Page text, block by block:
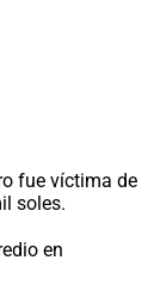
fue víctima de
soles.
en